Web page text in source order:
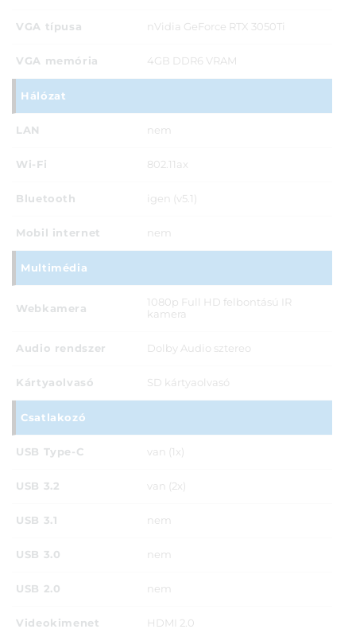
VGA típusa nVidia GeForce RTX 3050Ti
VGA memória 4GB DDR6 VRAM
Hálózat
LAN nem
Wi-Fi 802.11ax
Bluetooth igen (v5.1)
Mobil internet nem
Multimédia
Webkamera
1080p Full HD felbontású IR
kamera
Audio rendszer Dolby Audio sztereo
Kártyaolvasó SD kártyaolvasó
Csatlakozó
USB Type-C van (1x)
USB 3.2 van (2x)
USB 3.1 nem
USB 3.0 nem
USB 2.0 nem
Videokimenet HDMI 2.0